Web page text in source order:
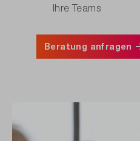
Ihre Teams
Beratung anfragen